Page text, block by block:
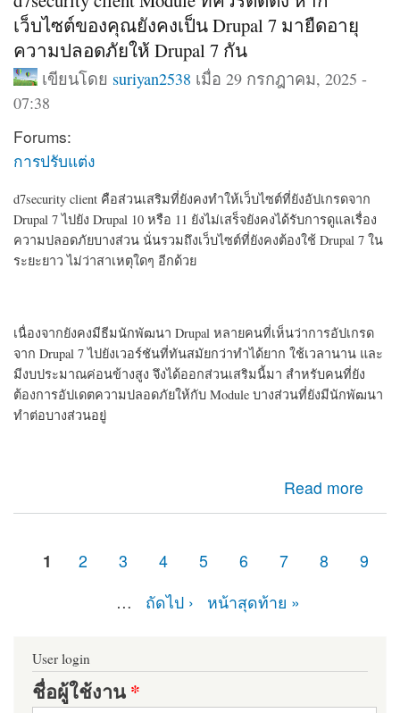
เว็บไซต์ของคุณยังคงเป็น Drupal 7 มายืดอายุ
ความปลอดภัยให้ Drupal 7 กัน
เขียนโดย suriyan2538 เมื่อ 29 กรกฎาคม, 2025 -
07:38
Forums:
การปรับแต่ง
d7security client คือส่วนเสริมที่ยังคงทำให้เว็บไซต์ที่ยังอัปเกรดจาก
Drupal 7 ไปยัง Drupal 10 หรือ 11 ยังไม่เสร็จยังคงได้รับการดูแลเรื่อง
ความปลอดภัยบางส่วน นั่นรวมถึงเว็บไซต์ที่ยังคงต้องใช้ Drupal 7 ใน
ระยะยาว ไม่ว่าสาเหตุใดๆ อีกด้วย
เนื่องจากยังคงมีธีมนักพัฒนา Drupal หลายคนที่เห็นว่าการอัปเกรด
จาก Drupal 7 ไปยังเวอร์ชันที่ทันสมัยกว่าทำได้ยาก ใช้เวลานาน และ
มีงบประมาณค่อนข้างสูง จึงได้ออกส่วนเสริมนี้มา สำหรับคนที่ยัง
ต้องการอัปเดตความปลอดภัยให้กับ Module บางส่วนที่ยังมีนักพัฒนา
ทำต่อบางส่วนอยู่
Read more
about d7security client Module ที่ควรติดตั้ง หากเว็บไซต์
ของคุณยังคงเป็น Drupal 7 มายืดอายุความปลอดภัยให้
1 2 3 4 5 6 7 8
9
…
ถัดไป › หน้าสุดท้าย »
User login
ชื่อผู้ใช้งาน*